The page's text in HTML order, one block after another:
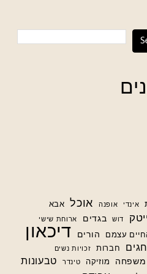
אבא אוכל אופנה אינדי
ארוחת שישי
בגדים דוש דיכאון הורים עצמם
זכויות נשים חברות חגים
טבעונות טינדר מוזיקה משפחה